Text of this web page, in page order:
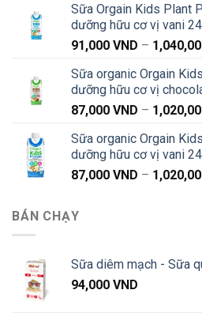
Sữa Orgain Kids Plant
dưỡng hữu cơ vị vani
91,000 VND –
Sữa organic Orgain
dưỡng hữu cơ vị
87,000 VND –
Sữa organic Orgain
dưỡng hữu cơ vị vani
87,000 VND –
BÁN CHẠY
Sữa diêm mạch - Sữa
94,000 VND